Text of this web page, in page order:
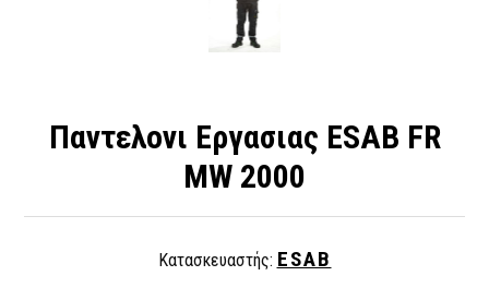
Παντελονι Εργασιας ESAB FR
MW 2000
Κατασκευαστής: ESAB